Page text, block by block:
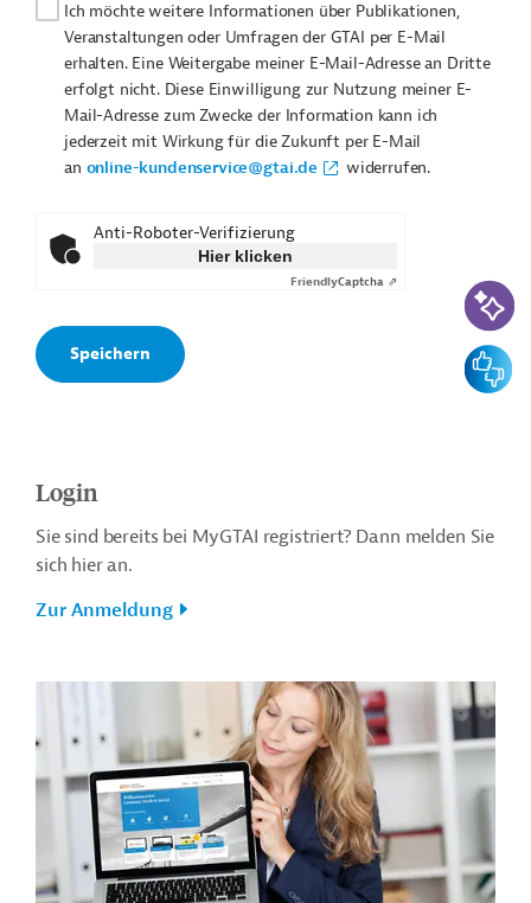
Ich möchte weitere Informationen über Publikationen,
Veranstaltungen oder Umfragen der GTAI per E-Mail
erhalten. Eine Weitergabe meiner E-Mail-Adresse an Dritte
erfolgt nicht. Diese Einwilligung zur Nutzung meiner E-
Mail-Adresse zum Zwecke der Information kann ich
jederzeit mit Wirkung für die Zukunft per E-Mail
an online-kundenservice@gtai.de widerrufen.
Anti-Roboter-Verifizierung
Hier klicken
FriendlyCaptcha ⇗
Login
Sie sind bereits bei MyGTAI registriert? Dann melden Sie
sich hier an.
Zur Anmeldung
KI-